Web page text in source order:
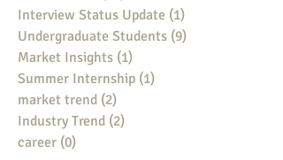
Interview Status Update (1)
Undergraduate Students (9)
Market Insights (1)
Summer Internship (1)
market trend (2)
Industry Trend (2)
career (0)